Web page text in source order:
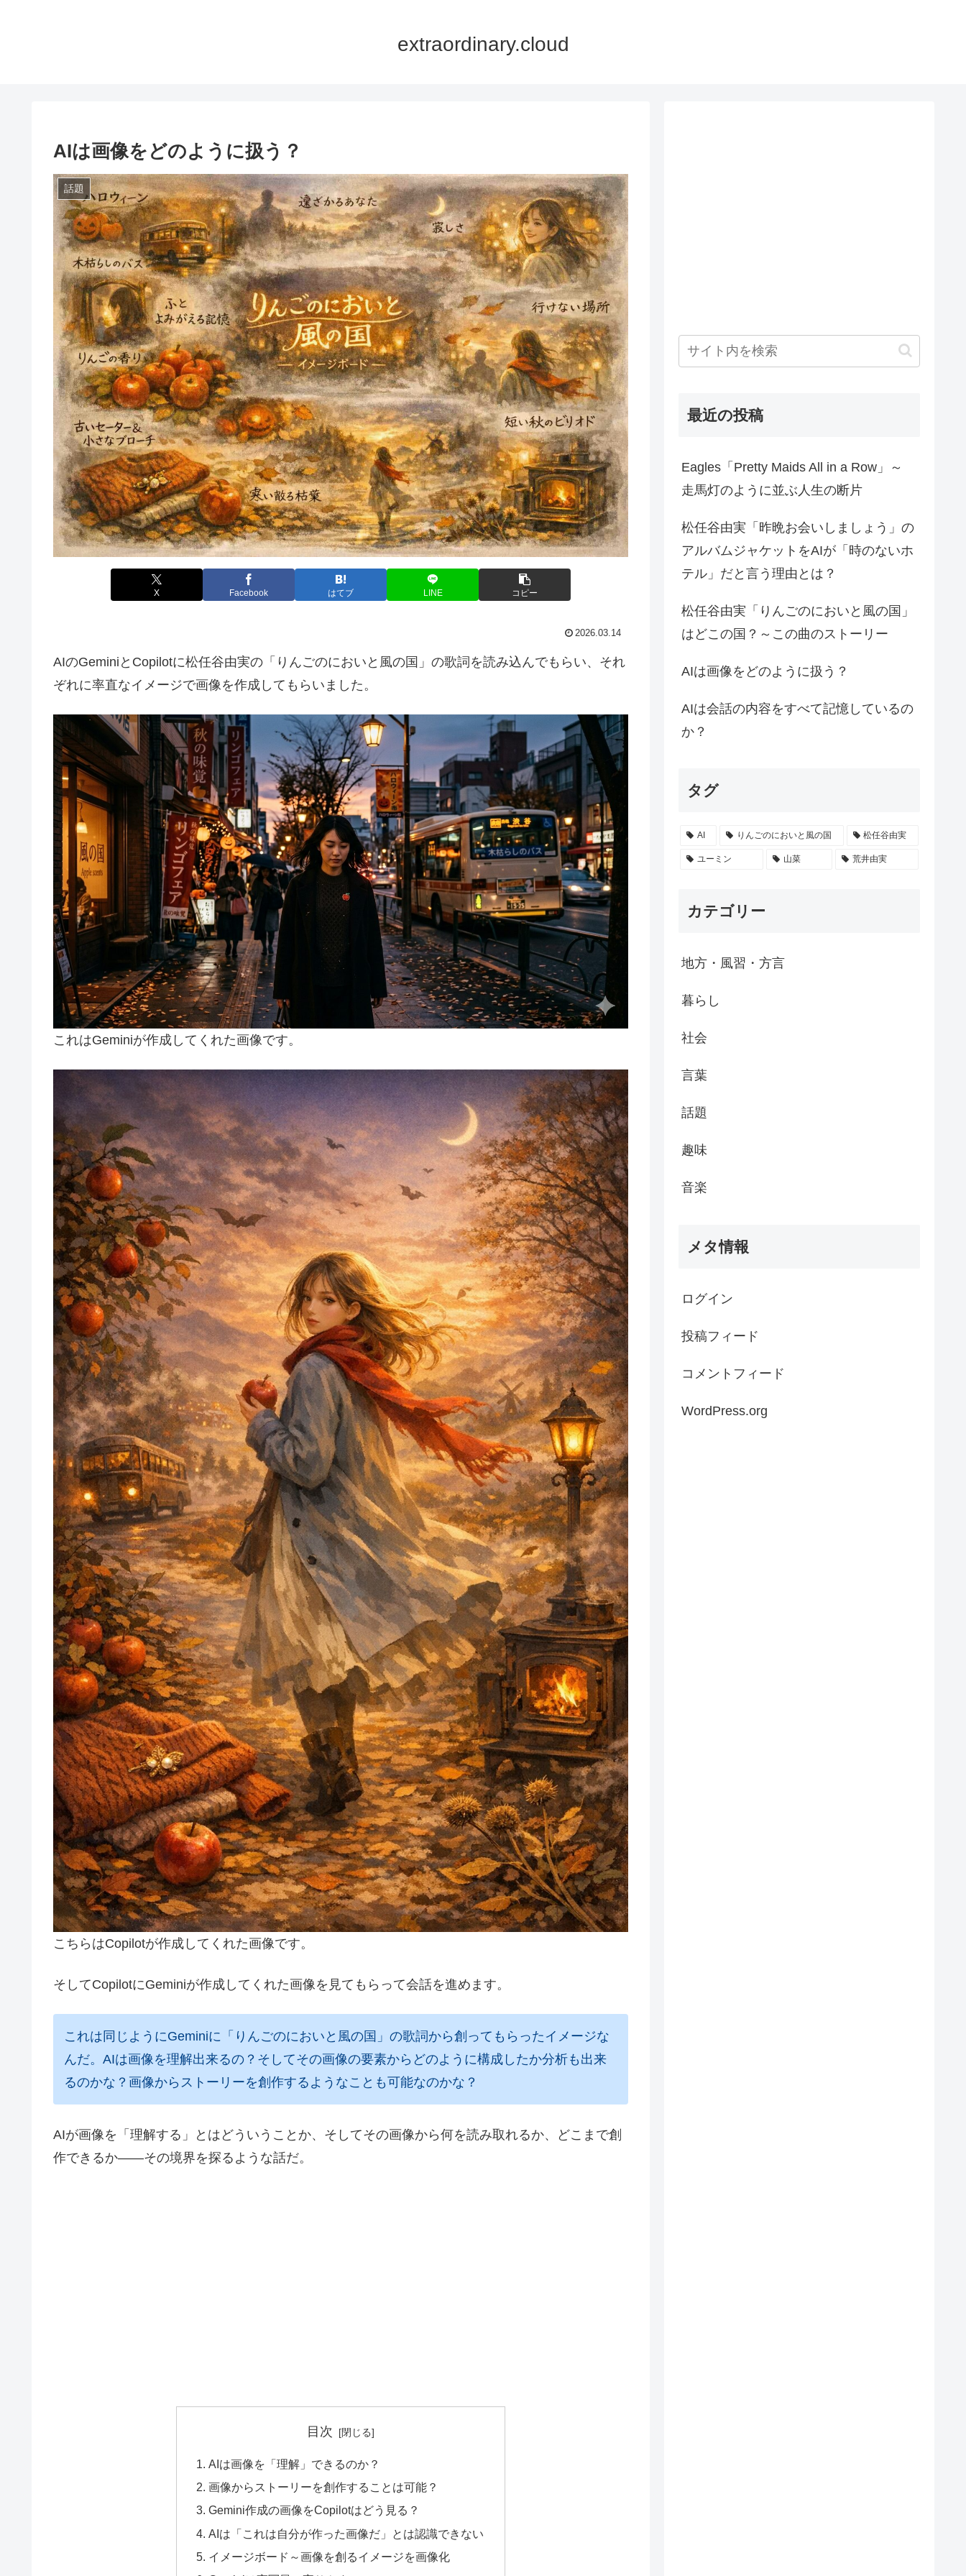
extraordinary.cloud
AIは画像をどのように扱う？
話題
X Facebook はてブ LINE コピー
2026.03.14
AIのGeminiとCopilotに松任谷由実の「りんごのにおいと風の国」の歌詞を読み込んでもらい、それ
ぞれに率直なイメージで画像を作成してもらいました。
これはGeminiが作成してくれた画像です。
こちらはCopilotが作成してくれた画像です。
そしてCopilotにGeminiが作成してくれた画像を見てもらって会話を進めます。
これは同じようにGeminiに「りんごのにおいと風の国」の歌詞から創ってもらったイメージな
んだ。AIは画像を理解出来るの？そしてその画像の要素からどのように構成したか分析も出来
るのかな？画像からストーリーを創作するようなことも可能なのかな？
AIが画像を「理解する」とはどういうことか、そしてその画像から何を読み取れるか、どこまで創
作できるか——その境界を探るような話だ。
目次
AIは画像を「理解」できるのか？
画像からストーリーを創作することは可能？
Gemini作成の画像をCopilotはどう見る？
AIは「これは自分が作った画像だ」とは認識できない
イメージボード～画像を創るイメージを画像化
最近の投稿
Eagles「Pretty Maids All in a Row」～
走馬灯のように並ぶ人生の断片
松任谷由実「昨晩お会いしましょう」の
アルバムジャケットをAIが「時のないホ
テル」だと言う理由とは？
松任谷由実「りんごのにおいと風の国」
はどこの国？～この曲のストーリー
AIは画像をどのように扱う？
AIは会話の内容をすべて記憶しているの
か？
タグ
AI りんごのにおいと風の国 松任谷由実
ユーミン 山菜 荒井由実
カテゴリー
地方・風習・方言
暮らし
社会
言葉
話題
趣味
音楽
メタ情報
ログイン
投稿フィード
コメントフィード
WordPress.org